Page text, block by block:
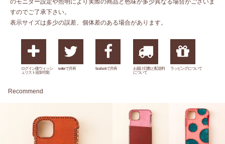
のモニター設定や照明により実際の商品と色味が多少異なる場合がございま
すのでご了承下さい。
表示サイズは多少の誤差、個体差のある場合があります。
ログイン後ウィッシ
ュリスト追加可能
twitterで共有 facebookで共有
お届け日数と配送料
について
ラッピングについて
Recommend